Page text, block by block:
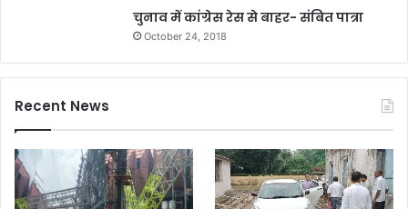
चुनाव में कांग्रेस रेस से बाहर- संबित पात्रा
October 24, 2018
Recent News